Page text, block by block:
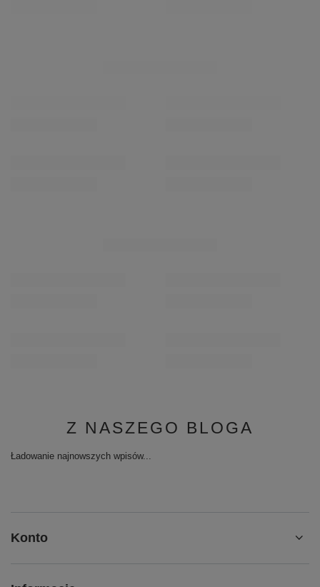
Z NASZEGO BLOGA
Ładowanie najnowszych wpisów...
Konto